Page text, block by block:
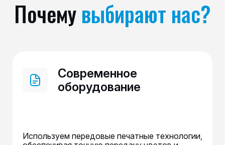
Почемувыбирают нас?
Современное
оборудование
Используем передовые печатные технологии,